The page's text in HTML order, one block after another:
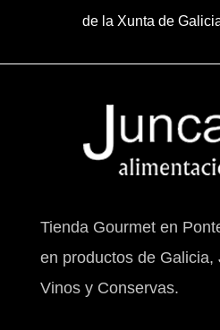
de la Xunta de
Tienda Gourmet en
en productos de Galicia,
Vinos y Conservas.